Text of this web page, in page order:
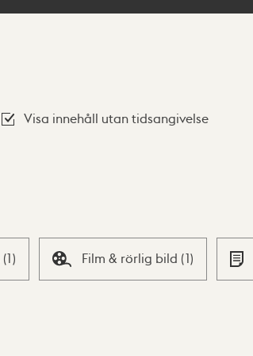
Visa innehåll utan tidsangivelse
(1) Film & rörlig bild (1)